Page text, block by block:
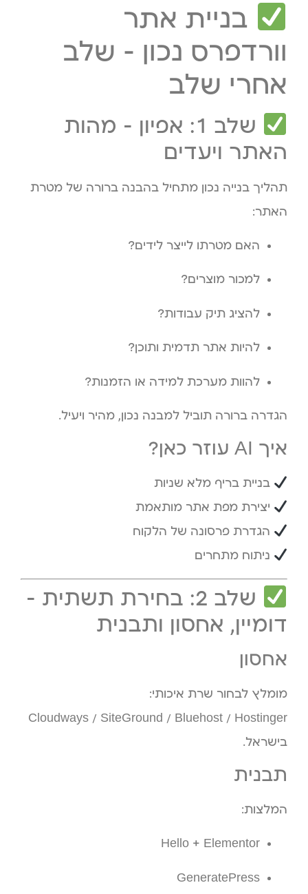
בניית אתר
וורדפרס נכון – שלב
אחרי שלב
שלב 1: אפיון – מהות
האתר ויעדים
תהליך בנייה נכון מתחיל בהבנה ברורה של מטרת
האתר:
האם מטרתו לייצר לידים?
למכור מוצרים?
להציג תיק עבודות?
להיות אתר תדמית ותוכן?
להוות מערכת למידה או הזמנות?
הגדרה ברורה תוביל למבנה נכון, מהיר ויעיל.
איך AI עוזר כאן?
בניית בריף מלא שניות
יצירת מפת אתר מותאמת
הגדרת פרסונה של הלקוח
ניתוח מתחרים
שלב 2: בחירת תשתית –
דומיין, אחסון ותבנית
אחסון
מומלץ לבחור שרת איכותי:
Cloudways / SiteGround / Bluehost / Hostinger
בישראל.
תבנית
המלצות:
Hello + Elementor
GeneratePress